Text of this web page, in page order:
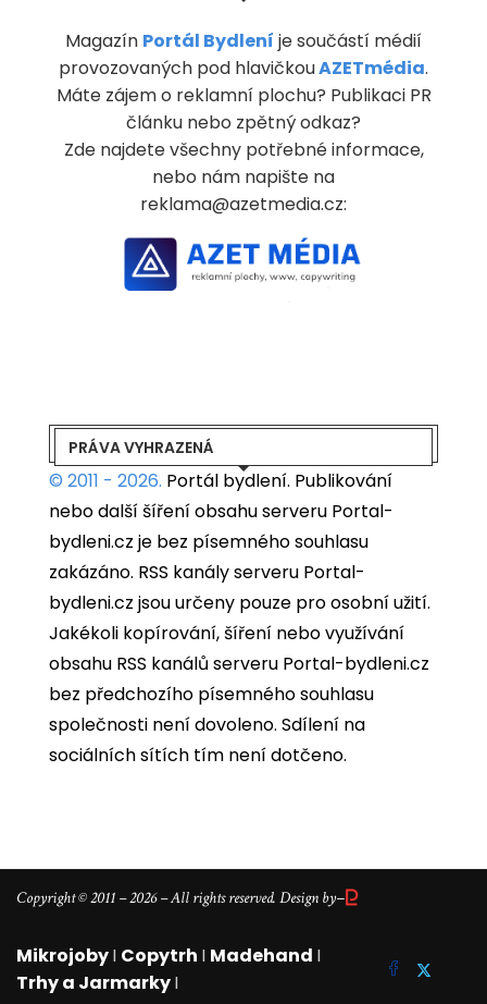
Magazín Portál Bydlení je součástí médií
provozovaných pod hlavičkouAZETmédia.
Máte zájem o reklamní plochu? Publikaci PR
článku nebo zpětný odkaz?
Zde najdete všechny potřebné informace,
nebo nám napište na
reklama@azetmedia.cz:
PRÁVA VYHRAZENÁ
© 2011 - 2026. Portál bydlení. Publikování
nebo další šíření obsahu serveru Portal-
bydleni.cz je bez písemného souhlasu
zakázáno. RSS kanály serveru Portal-
bydleni.cz jsou určeny pouze pro osobní užití.
Jakékoli kopírování, šíření nebo využívání
obsahu RSS kanálů serveru Portal-bydleni.cz
bez předchozího písemného souhlasu
společnosti není dovoleno. Sdílení na
sociálních sítích tím není dotčeno.
Copyright © 2011 – 2026 – All rights reserved. Design by–
MikrojobyI Copytrh I Madehand I
Trhy a JarmarkyI